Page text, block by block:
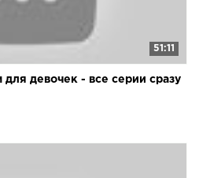
51:11
девочек - все серии сразу